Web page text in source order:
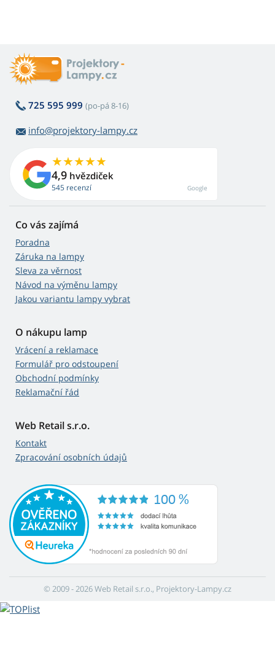
725 595 999 (po-pá 8-16)
info@projektory-lampy.cz
4,9 hvězdiček
545 recenzí Google
Co vás zajímá
Poradna
Záruka na lampy
Sleva za věrnost
Návod na výměnu lampy
Jakou variantu lampy vybrat
O nákupu lamp
Vrácení a reklamace
Formulář pro odstoupení
Obchodní podmínky
Reklamační řád
Web Retail s.r.o.
Kontakt
Zpracování osobních údajů
© 2009 - 2026 Web Retail s.r.o., Projektory-Lampy.cz